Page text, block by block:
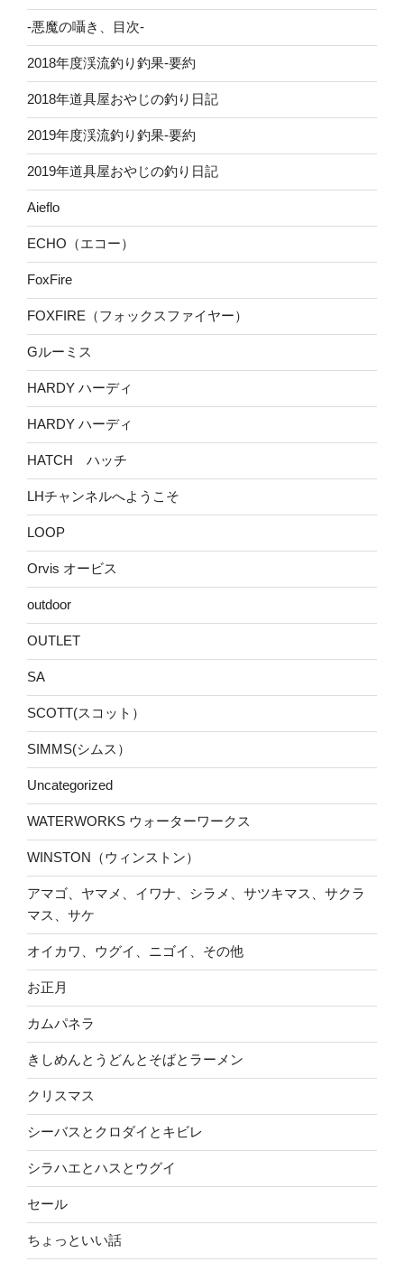
-悪魔の囁き、目次-
2018年度渓流釣り釣果-要約
2018年道具屋おやじの釣り日記
2019年度渓流釣り釣果-要約
2019年道具屋おやじの釣り日記
Aieflo
ECHO（エコー）
FoxFire
FOXFIRE（フォックスファイヤー）
Gルーミス
HARDY ハーディ
HARDY ハーディ
HATCH ハッチ
LHチャンネルへようこそ
LOOP
Orvis オービス
outdoor
OUTLET
SA
SCOTT(スコット）
SIMMS(シムス）
Uncategorized
WATERWORKS ウォーターワークス
WINSTON（ウィンストン）
アマゴ、ヤマメ、イワナ、シラメ、サツキマス、サクラ
マス、サケ
オイカワ、ウグイ、ニゴイ、その他
お正月
カムパネラ
きしめんとうどんとそばとラーメン
クリスマス
シーバスとクロダイとキビレ
シラハエとハスとウグイ
セール
ちょっといい話